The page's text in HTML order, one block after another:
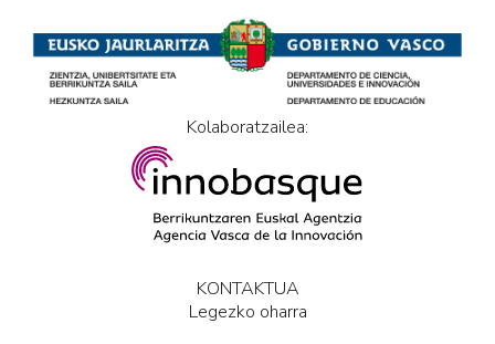
Kolaboratzailea:
KONTAKTUA
Legezko oharra